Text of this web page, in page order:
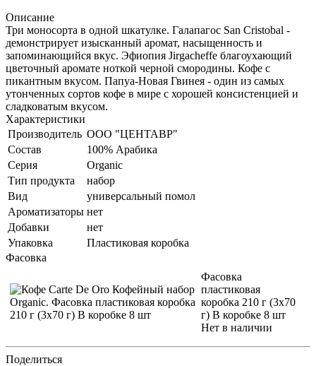
Описание
Три моносорта в одной шкатулке. Галапагос San Cristobal -
демонстрирует изысканный аромат, насыщенность и
запоминающийся вкус. Эфиопия Jirgacheffe благоухающий
цветочный аромате ноткой черной смородины. Кофе с
пикантным вкусом. Папуа-Новая Гвинея - один из самых
утонченных сортов кофе в мире с хорошей консистенцией и
сладковатым вкусом.
Характеристики
Производитель ООО "ЦЕНТАВР"
Состав
100% Арабика
Серия
Organic
Тип продукта
набор
Вид
универсальный помол
Ароматизаторы нет
Добавки
нет
Упаковка
Пластиковая коробка
Фасовка
Фасовка
пластиковая
коробка 210 г (3х70
г) В коробке 8 шт
Нет в наличии
Поделиться